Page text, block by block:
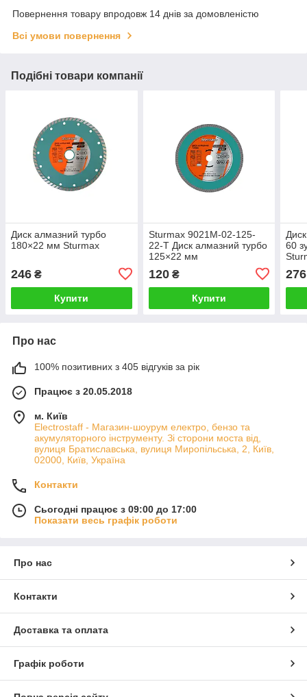
Повернення товару впродовж 14 днів за домовленістю
Всі умови повернення
Подібні товари компанії
Диск алмазний турбо
180×22 мм Sturmax
246 ₴
Купити
Sturmax 9021M-02-125-
22-T Диск алмазний турбо
125×22 мм
120₴
Купити
60
276
Про нас
100% позитивних з 405 відгуків за рік
Працює з 20.05.2018
м. Київ
Electrostaff - Магазин-шоурум електро, бензо та
акумуляторного інструменту. Зі сторони моста від,
вулиця Братиславська, вулиця Миропільська, 2, Київ,
02000, Київ, Україна
Контакти
Сьогодні працює з 09:00 до 17:00
Показати весь графік роботи
Про нас
Контакти
Доставка та оплата
Графік роботи